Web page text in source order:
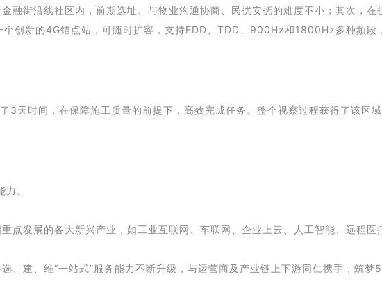
融街沿线社区内，前期选址、与物业沟通协商、民扰安抚的难度不小；其次，
新的4G锚点站，可随时扩容，支持FDD、TDD、900Hz和1800Hz多种频段
天时间，在保障施工质量的前提下，高效完成任务。整个视察过程获得了该区
。
点发展的各大新兴产业，如工业互联网、车联网、企业上云、人工智能、远程医
、建、维“一站式”服务能力不断升级，与运营商及产业链上下游同仁携手，筑梦